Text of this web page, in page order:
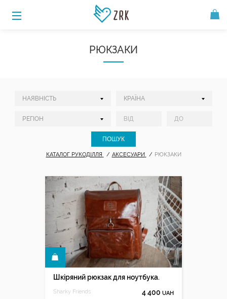
РЮКЗАКИ
КАТАЛОГ РУКОДІЛЛЯ АКСЕСУАРИ РЮКЗАКИ
Шкіряний рюкзак для ноутбука.
Sharky Friends 4 400 UAH